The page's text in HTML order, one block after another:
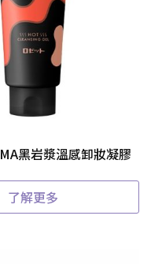
黑岩漿溫感卸妝凝膠
了解更多